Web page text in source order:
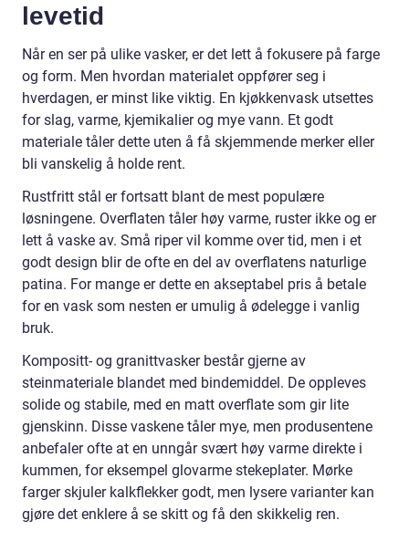
levetid
Når en ser på ulike vasker, er det lett å fokusere på farge
og form. Men hvordan materialet oppfører seg i
hverdagen, er minst like viktig. En kjøkkenvask utsettes
for slag, varme, kjemikalier og mye vann. Et godt
materiale tåler dette uten å få skjemmende merker eller
bli vanskelig å holde rent.
Rustfritt stål er fortsatt blant de mest populære
løsningene. Overflaten tåler høy varme, ruster ikke og er
lett å vaske av. Små riper vil komme over tid, men i et
godt design blir de ofte en del av overflatens naturlige
patina. For mange er dette en akseptabel pris å betale
for en vask som nesten er umulig å ødelegge i vanlig
bruk.
Kompositt- og granittvasker består gjerne av
steinmateriale blandet med bindemiddel. De oppleves
solide og stabile, med en matt overflate som gir lite
gjenskinn. Disse vaskene tåler mye, men produsentene
anbefaler ofte at en unngår svært høy varme direkte i
kummen, for eksempel glovarme stekeplater. Mørke
farger skjuler kalkflekker godt, men lysere varianter kan
gjøre det enklere å se skitt og få den skikkelig ren.